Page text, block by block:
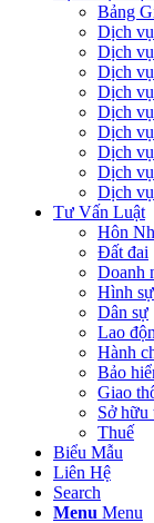
Bảng
Dịch
Dịch vụ
Dịch
Dịch
Dịch
Dịch
Dịch
Dịch
Dịch
Tư Vấn Luật
Hôn
Đất đai
Doanh
Hình sự
Dân sự
Lao
Hành
Bảo
Giao
Sở hữu
Thuế
Biểu Mẫu
Liên Hệ
Search
Menu Menu